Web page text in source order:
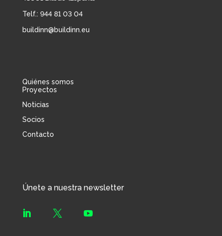
Telf.: 944 81 03 04
buildinn@buildinn.eu
Quiénes somos
Proyectos
Noticias
Socios
Contacto
Únete a nuestra newsletter
  